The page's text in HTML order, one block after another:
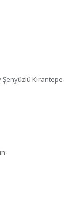
Şenyüzlü Kırantepe